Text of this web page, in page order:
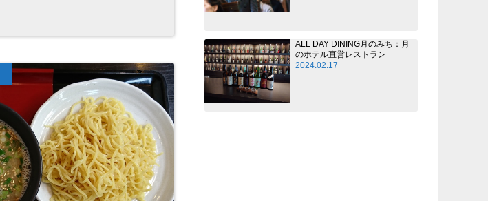
ALL DAY DINING月のみち：月
のホテル直営レストラン
2024.02.17